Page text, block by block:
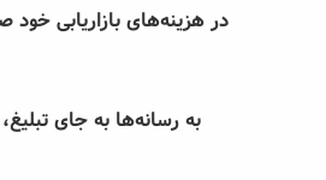
در هزینه‌های بازاریابی خود
به رسانه‌ها به جای